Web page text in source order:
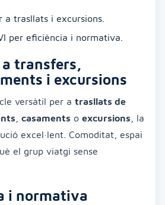
a trasllats i excursions.
per eficiència i normativa.
a transfers,
i excursions
versàtil per a trasllats de
casaments o excursions , la
excel·lent. Comoditat, espai
el grup viatgi sense
i normativa